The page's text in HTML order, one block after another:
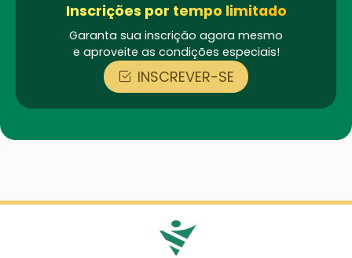
Inscrições por tempo limitado
Garanta sua inscrição agora mesmo
e aproveite as condições especiais!
INSCREVER-SE